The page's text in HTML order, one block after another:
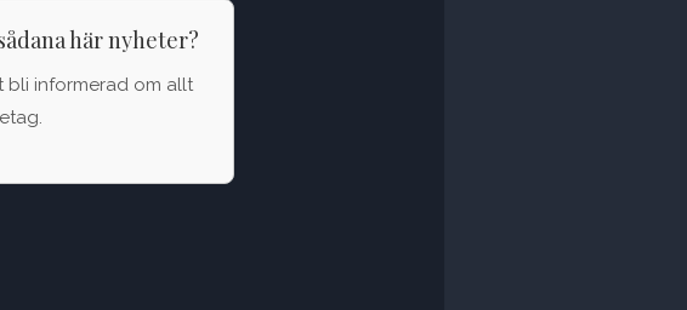
här nyheter?
bli informerad om allt